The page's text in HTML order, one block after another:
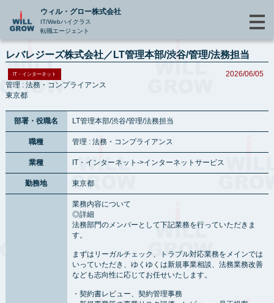
ウィル・グロー株式会社
IT/Webハイクラス
転職エージェント
レバレジーズ株式会社／LT管理本部/渋谷/管理/法務担当
2026/06/05
IT・インターネット
管理 : 法務・コンプライアンス
東京都
部署・役職名 LT管理本部/渋谷/管理/法務担当
職種 管理 : 法務・コンプライアンス
業種 IT・インターネット->インターネットサービス
勤務地 東京都
業務内容について
◎詳細
法務部門のメンバーとして下記業務を行っていただきま
す。
まずはリーガルチェック、トラブル対応業務をメインでは
いっていただき、ゆくゆくは新規事業相談、法務業務改善
なども志向性に応じてお任せいたします。
・契約書レビュー、契約管理事務